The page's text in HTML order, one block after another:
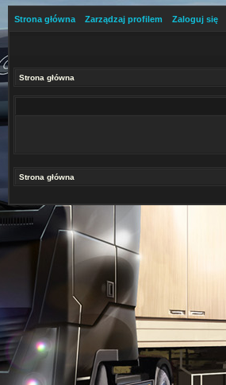
Strona główna Zarządzaj profilem Zaloguj się
Strona główna
Strona główna